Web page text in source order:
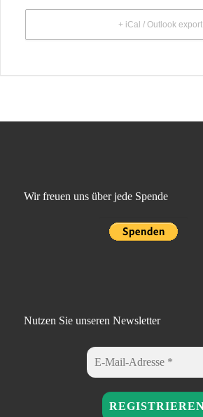
+ iCal / Outlook export
Wir freuen uns über jede Spende
Nutzen Sie unseren Newsletter